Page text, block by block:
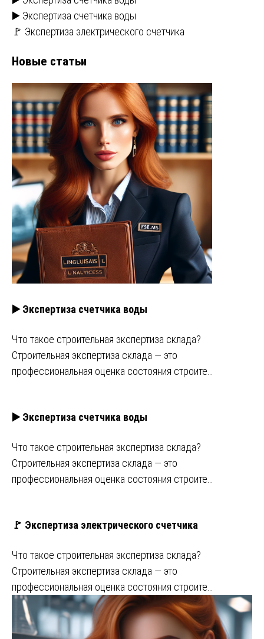
▶️ Экспертиза счетчика воды
🚩 Экспертиза электрического счетчика
Новые статьи
▶️ Экспертиза счетчика воды
Что такое строительная экспертиза склада?
Строительная экспертиза склада — это
профессиональная оценка состояния строите…
▶️ Экспертиза счетчика воды
Что такое строительная экспертиза склада?
Строительная экспертиза склада — это
профессиональная оценка состояния строите…
🚩 Экспертиза электрического счетчика
Что такое строительная экспертиза склада?
Строительная экспертиза склада — это
профессиональная оценка состояния строите…